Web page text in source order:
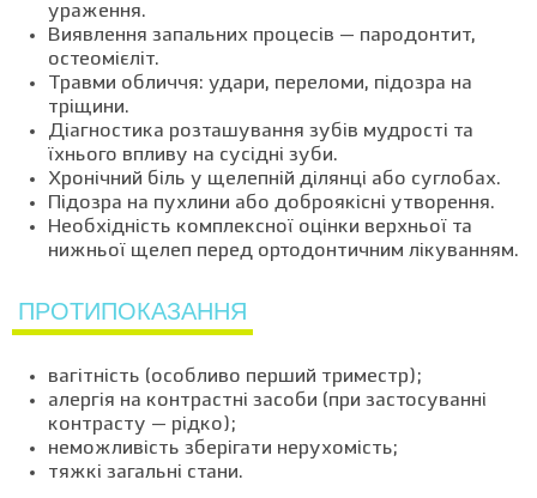
ураження.
Виявлення запальних процесів — пародонтит,
остеомієліт.
Травми обличчя: удари, переломи, підозра на
тріщини.
Діагностика розташування зубів мудрості та
їхнього впливу на сусідні зуби.
Хронічний біль у щелепній ділянці або суглобах.
Підозра на пухлини або доброякісні утворення.
Необхідність комплексної оцінки верхньої та
нижньої щелеп перед ортодонтичним лікуванням.
ПРОТИПОКАЗАННЯ
вагітність (особливо перший триместр);
алергія на контрастні засоби (при застосуванні
контрасту — рідко);
неможливість зберігати нерухомість;
тяжкі загальні стани.